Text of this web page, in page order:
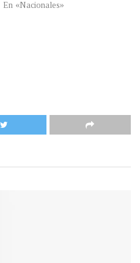
En «Nacionales»